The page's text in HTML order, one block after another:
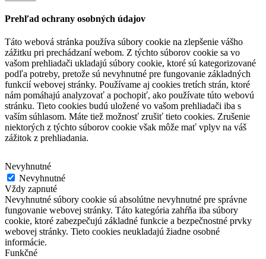
Prehľad ochrany osobných údajov
Táto webová stránka používa súbory cookie na zlepšenie vášho
zážitku pri prechádzaní webom. Z týchto súborov cookie sa vo
vašom prehliadači ukladajú súbory cookie, ktoré sú kategorizované
podľa potreby, pretože sú nevyhnutné pre fungovanie základných
funkcií webovej stránky. Používame aj cookies tretích strán, ktoré
nám pomáhajú analyzovať a pochopiť, ako používate túto webovú
stránku. Tieto cookies budú uložené vo vašom prehliadači iba s
vaším súhlasom. Máte tiež možnosť zrušiť tieto cookies. Zrušenie
niektorých z týchto súborov cookie však môže mať vplyv na váš
zážitok z prehliadania.
Nevyhnutné
Nevyhnutné
Vždy zapnuté
Nevyhnutné súbory cookie sú absolútne nevyhnutné pre správne
fungovanie webovej stránky. Táto kategória zahŕňa iba súbory
cookie, ktoré zabezpečujú základné funkcie a bezpečnostné prvky
webovej stránky. Tieto cookies neukladajú žiadne osobné
informácie.
Funkčné